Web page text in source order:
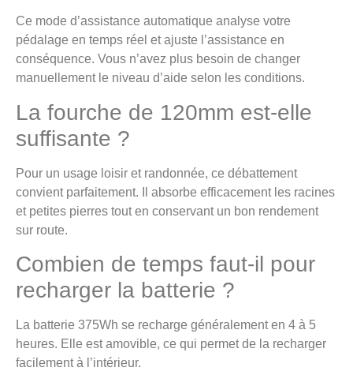
Ce mode d’assistance automatique analyse votre
pédalage en temps réel et ajuste l’assistance en
conséquence. Vous n’avez plus besoin de changer
manuellement le niveau d’aide selon les conditions.
La fourche de 120mm est-elle
suffisante ?
Pour un usage loisir et randonnée, ce débattement
convient parfaitement. Il absorbe efficacement les racines
et petites pierres tout en conservant un bon rendement
sur route.
Combien de temps faut-il pour
recharger la batterie ?
La batterie 375Wh se recharge généralement en 4 à 5
heures. Elle est amovible, ce qui permet de la recharger
facilement à l’intérieur.